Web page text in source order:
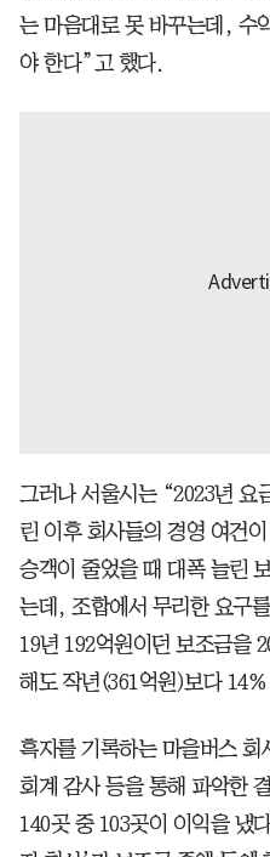
는 마음대로 못 바꾸는데, 수
야 한다”고 했다.
그러나 서울시는 “2023년 요
린 이후 회사들의 경영 여건
승객이 줄었을 때 대폭 늘린
는데, 조합에서 무리한 요구
19년 192억원이던 보조금을
해도 작년(361억원)보다
흑자를 기록하는 마을버스
회계 감사 등을 통해 파악한
140곳 중 103곳이 이익을 냈